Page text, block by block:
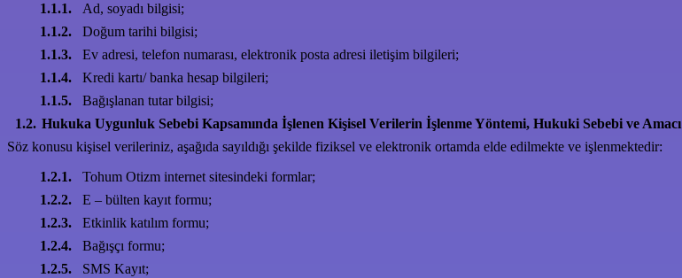
1.1.1.
Ad, soyadı bilgisi;
1.1.2.
Doğum tarihi bilgisi;
1.1.3.
Ev adresi, telefon numarası, elektronik posta adresi iletişim bilgileri;
1.1.4.
Kredi kartı/ banka hesap bilgileri;
1.1.5.
Bağışlanan tutar bilgisi;
1.2. Hukuka Uygunluk Sebebi Kapsamında İşlenen Kişisel Verilerin İşlenme Yöntemi, Hukuki Sebebi ve Amacı
Söz konusu kişisel verileriniz, aşağıda sayıldığı şekilde fiziksel ve elektronik ortamda elde edilmekte ve işlenmektedir:
1.2.1.
Tohum Otizm internet sitesindeki formlar;
1.2.2.
E – bülten kayıt formu;
1.2.3.
Etkinlik katılım formu;
1.2.4.
Bağışçı formu;
1.2.5.
SMS Kayıt;